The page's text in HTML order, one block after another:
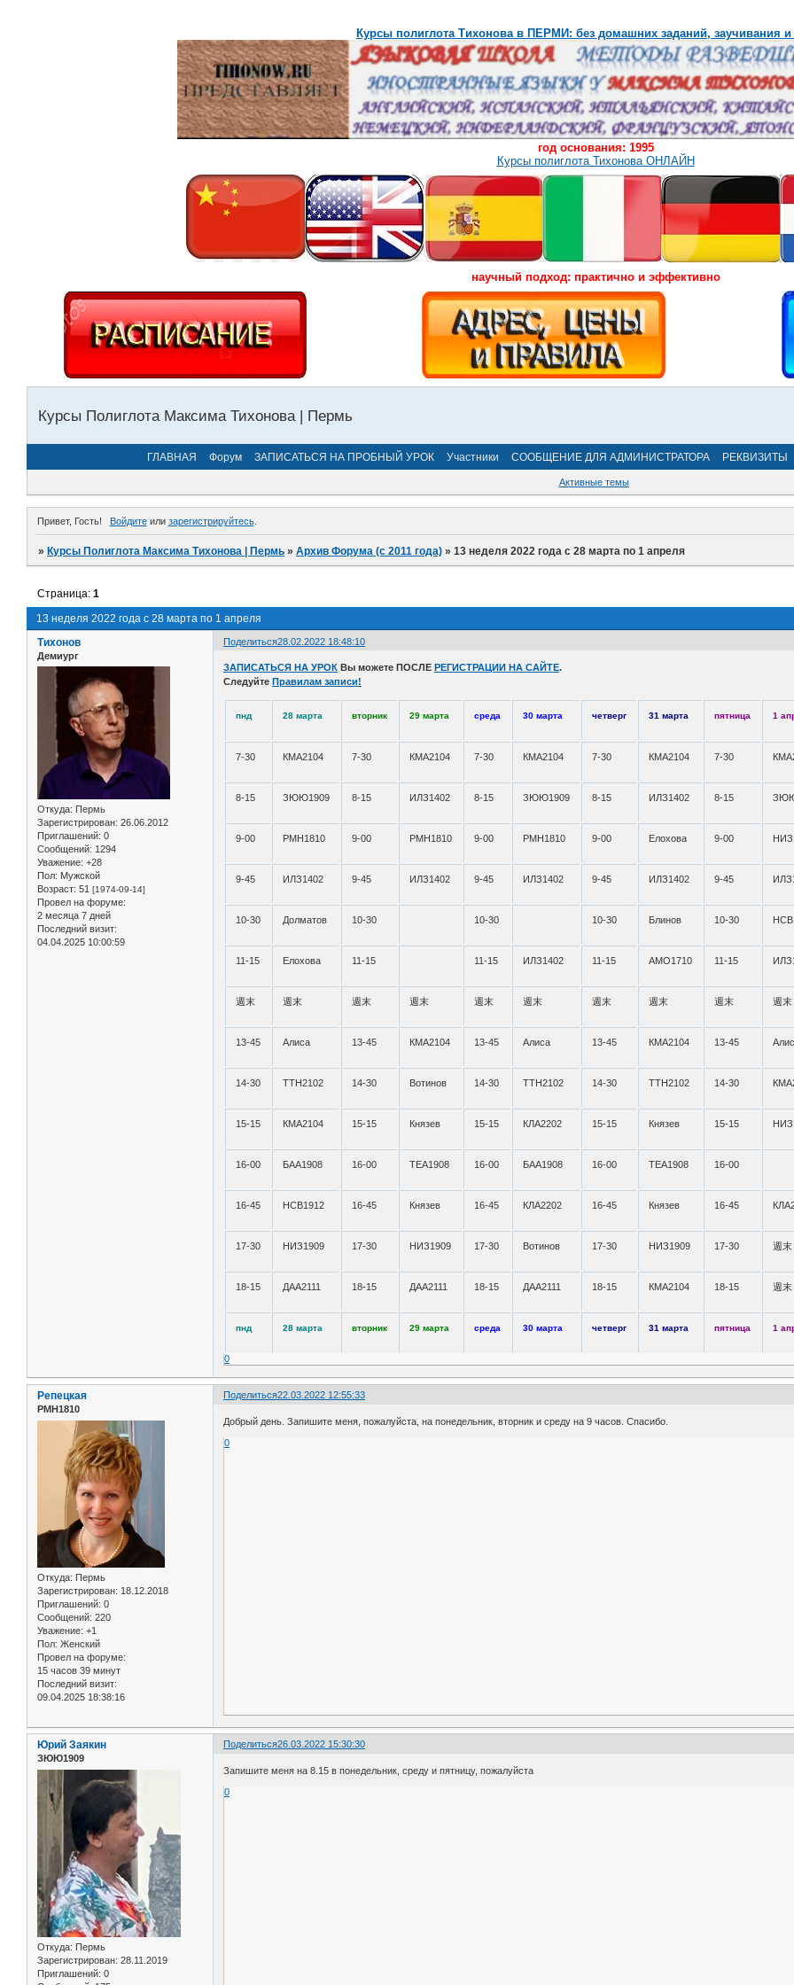
Курсы полиглота Тихонова в ПЕРМИ: без домашних заданий, заучивания и
год основания: 1995
Курсы полиглота Тихонова ОНЛАЙН
научный подход: практично и эффективно
Курсы Полиглота Максима Тихонова | Пермь
ГЛАВНАЯ Форум ЗАПИСАТЬСЯ НА ПРОБНЫЙ УРОК Участники СООБЩЕНИЕ ДЛЯ АДМИНИСТРАТОРА РЕКВИЗИТЫ
Активные темы
Привет, Гость! Войдитеили зарегистрируйтесь.
»Курсы Полиглота Максима Тихонова | Пермь »Архив Форума (с 2011 года) »13 неделя 2022 года с 28 марта по 1 апреля
13 неделя 2022 года с 28 марта по 1 апреля
Страница:1
Поделиться28.02.2022 18:48:10
Тихонов
Демиург
Откуда: Пермь
Зарегистрирован: 26.06.2012
Приглашений: 0
Сообщений: 1294
Уважение: +28
Пол: Мужской
Возраст: 51 [1974-09-14]
Провел на форуме:
2 месяца 7 дней
Последний визит:
04.04.2025 10:00:59
ЗАПИСАТЬСЯ НА УРОК Вы можете ПОСЛЕ РЕГИСТРАЦИИ НА САЙТЕ.
Следуйте Правилам записи!
пнд 28 марта вторник 29 марта среда 30 марта четверг 31 марта пятница 1
7-30 КМА2104 7-30 КМА2104 7-30 КМА2104 7-30 КМА2104 7-30
8-15 ЗЮЮ1909 8-15 ИЛЗ1402 8-15 ЗЮЮ1909 8-15 ИЛЗ1402 8-15
9-00 РМН1810 9-00 РМН1810 9-00 РМН1810 9-00 Елохова 9-00
9-45 ИЛЗ1402 9-45 ИЛЗ1402 9-45 ИЛЗ1402 9-45 ИЛЗ1402 9-45
10-30 Долматов 10-30 10-30 10-30 Блинов 10-30
11-15 Елохова 11-15 11-15 ИЛЗ1402 11-15 АМО1710 11-15
週末 週末 週末 週末 週末 週末 週末 週末 週末 週末
13-45 Алиса 13-45 КМА2104 13-45 Алиса 13-45 КМА2104 13-45
14-30 ТТН2102 14-30 Вотинов 14-30 ТТН2102 14-30 ТТН2102 14-30
15-15 КМА2104 15-15 Князев 15-15 КЛА2202 15-15 Князев 15-15
16-00 БАА1908 16-00 ТЕА1908 16-00 БАА1908 16-00 ТЕА1908 16-00
16-45 НСВ1912 16-45 Князев 16-45 КЛА2202 16-45 Князев 16-45
17-30 НИЗ1909 17-30 НИЗ1909 17-30 Вотинов 17-30 НИЗ1909 17-30 週末
18-15 ДАА2111 18-15 ДАА2111 18-15 ДАА2111 18-15 КМА2104 18-15 週末
пнд 28 марта вторник 29 марта среда 30 марта четверг 31 марта пятница 1
0
Поделиться22.03.2022 12:55:33
Репецкая
РМН1810
Откуда: Пермь
Зарегистрирован: 18.12.2018
Приглашений: 0
Сообщений: 220
Уважение: +1
Пол: Женский
Провел на форуме:
15 часов 39 минут
Последний визит:
09.04.2025 18:38:16
Добрый день. Запишите меня, пожалуйста, на понедельник, вторник и среду на 9 часов. Спасибо.
0
Поделиться26.03.2022 15:30:30
Юрий Заякин
ЗЮЮ1909
Откуда: Пермь
Зарегистрирован: 28.11.2019
Приглашений: 0
Запишите меня на 8.15 в понедельник, среду и пятницу, пожалуйста
0